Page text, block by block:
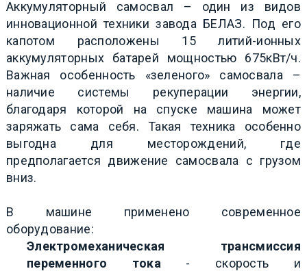
Аккумуляторный самосвал – один из видов
инновационной техники завода БЕЛАЗ. Под его
капотом расположены 15 литий-ионных
аккумуляторных батарей мощностью 675кВт/ч.
Важная особенность «зеленого» самосвала –
наличие системы рекуперации энергии,
благодаря которой на спуске машина может
заряжать сама себя. Такая техника особенно
выгодна для месторождений, где
предполагается движение самосвала с грузом
вниз.
В машине применено современное
оборудование:
Электромеханическая трансмиссия
переменного тока - скорость и